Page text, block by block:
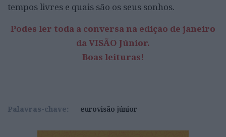
tempos livres e quais são os seus sonhos.
Podes ler toda a conversa na edição de janeiro
da VISÃO Júnior.
Boas leituras!
Palavras-chave: eurovisão júnior